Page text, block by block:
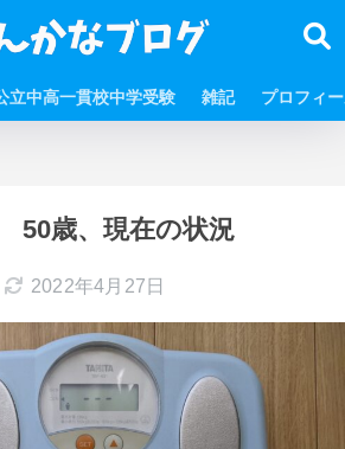
立中高一貫校中学受験 雑記 プロフィ
50歳、現在の状況
2022年4月27日